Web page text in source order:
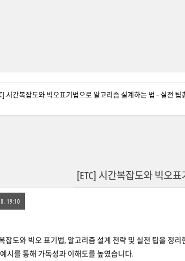
시간복잡도와 빅오표기법으로 알고리즘 설계하는 법 – 실전 팁
[ETC] 시간복잡도와 빅오
19:10
잡도와 빅오 표기법, 알고리즘 설계 전략 및 실전 팁을 정
시를 통해 가독성과 이해도를 높였습니다.